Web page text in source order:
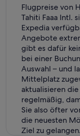
Flugpreise von
Tahiti Faaa Intl.
Expedia
Angebote
gibt es dafür
bei einer
Auswahl – und
Mittelplatz
aktualisieren
regelmäßig,
Sie also öfter
die neuesten
Ziel zu gelangen.